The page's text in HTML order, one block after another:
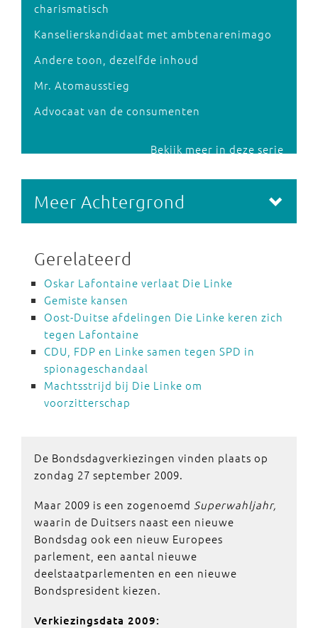
charismatisch
Kanselierskandidaat met ambtenarenimago
Andere toon, dezelfde inhoud
Mr. Atomausstieg
Advocaat van de consumenten
Bekijk meer in deze serie
Meer Achtergrond
Gerelateerd
Oskar Lafontaine verlaat Die Linke
Gemiste kansen
Oost-Duitse afdelingen Die Linke keren zich
tegen Lafontaine
CDU, FDP en Linke samen tegen SPD in
spionageschandaal
Machtsstrijd bij Die Linke om
voorzitterschap
De Bondsdagverkiezingen vinden plaats op
zondag 27 september 2009.
Maar 2009 is een zogenoemd Superwahljahr,
waarin de Duitsers naast een nieuwe
Bondsdag ook een nieuw Europees
parlement, een aantal nieuwe
deelstaatparlementen en een nieuwe
Bondspresident kiezen.
Verkiezingsdata 2009: